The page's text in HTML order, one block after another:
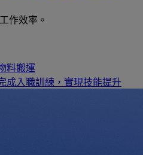
作效率。
料搬運
成入職訓練，實現技能提升